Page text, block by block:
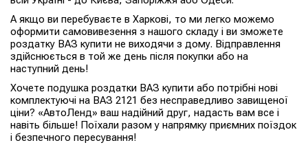
А якщо ви перебуваєте в Харкові, то ми легко можемо
оформити самовивезення з нашого складу і ви зможете
роздатку ВАЗ купити не виходячи з дому. Відправлення
здійснюється в той же день після покупки або на
наступний день!
Хочете подушка роздатки ВАЗ купити або потрібні нові
комплектуючі на ВАЗ 2121 без несправедливо завищеної
ціни? «АвтоЛенд» ваш надійний друг, надасть вам все і
навіть більше! Поїхали разом у напрямку приємних поїздок
і безпечного пересування!